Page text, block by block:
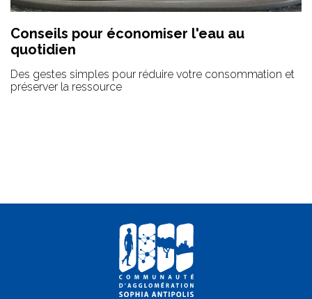
Conseils pour économiser l'eau au
quotidien
Des gestes simples pour réduire votre consommation et
préserver la ressource